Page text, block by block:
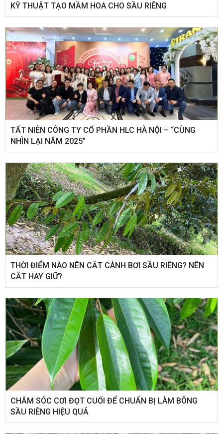
KỸ THUẬT TẠO MẦM HOA CHO SẦU RIÊNG
​TẤT NIÊN CÔNG TY CỔ PHẦN HLC HÀ NỘI – “CÙNG
NHÌN LẠI NĂM 2025”
THỜI ĐIỂM NÀO NÊN CẮT CÀNH BƠI SẦU RIÊNG? NÊN
CẮT HAY GIỮ?
CHĂM SÓC CƠI ĐỌT CUỐI ĐỂ CHUẨN BỊ LÀM BÔNG
SẦU RIÊNG HIỆU QUẢ